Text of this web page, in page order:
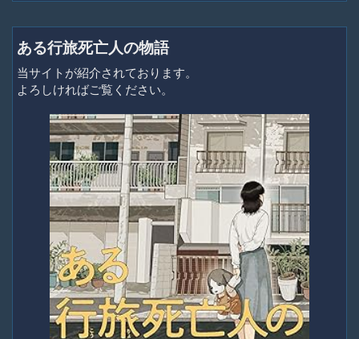
ある行旅死亡人の物語
当サイトが紹介されております。
よろしければご覧ください。